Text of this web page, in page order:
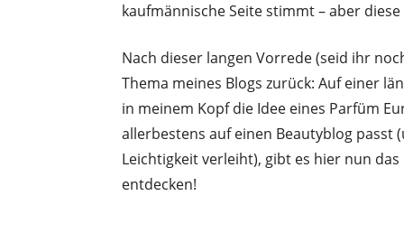
kaufmännische Seite stimmt – aber
Nach dieser langen Vorrede (seid ihr
Thema meines Blogs zurück: Auf einer
in meinem Kopf die Idee eines Parfüm
allerbestens auf einen Beautyblog passt
Leichtigkeit verleiht), gibt es hier nun
entdecken!